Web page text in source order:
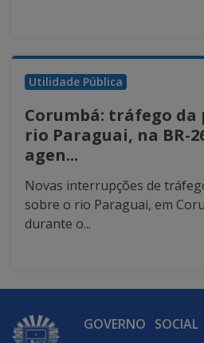
Utilidade Pública
Corumbá: tráfego da
rio Paraguai, na BR-
agen...
Novas interrupções de
sobre o rio Paraguai, em
durante o...
GOVERNO SOCIAL